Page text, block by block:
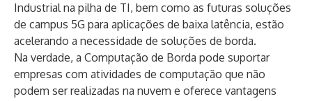
Industrial na pilha de TI, bem como as futuras soluções
de campus 5G para aplicações de baixa latência, estão
acelerando a necessidade de soluções de borda.
Na verdade, a Computação de Borda pode suportar
empresas com atividades de computação que não
podem ser realizadas na nuvem e oferece vantagens